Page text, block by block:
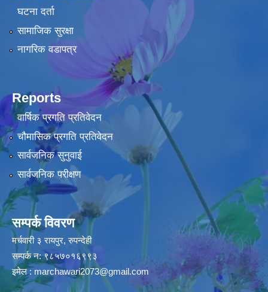
घटना दर्ता
सामाजिक सुरक्षा
नागरिक वडापत्र
Reports
वार्षिक प्रगति प्रतिवेदन
चौमासिक प्रगति प्रतिवेदन
सार्वजनिक सुनुवाई
सार्वजनिक परीक्षण
सम्पर्क विवरण
मर्चवारी ३ रायपुर, रुपन्देही
सम्पर्क न: ९८५७०१६९९३
इमेल : marchawari2073@gmail.com